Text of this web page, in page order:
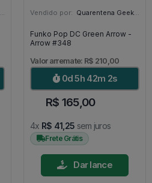
Vendido por: Quarentena Geek Store - SP
Funko Pop DC Green Arrow -
Arrow #348
Valor arremate: R$ 210,00
0d 5h 42m 0s
R$ 165,00
4x R$ 41,25 sem juros
Frete Grátis
Dar lance